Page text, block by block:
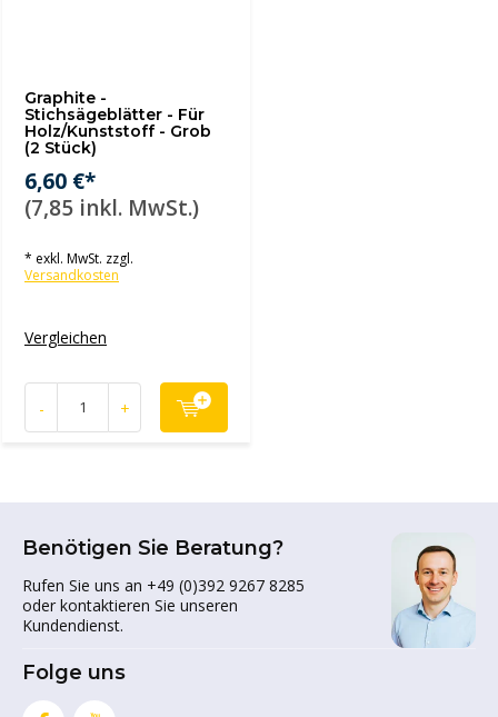
Graphite -
Stichsägeblätter - Für
Holz/Kunststoff - Grob
(2 Stück)
6,60 €*
(7,85 inkl. MwSt.)
* exkl. MwSt. zzgl.
Versandkosten
Vergleichen
- +
Benötigen Sie Beratung?
Rufen Sie uns an +49 (0)392 9267 8285
oder kontaktieren Sie unseren
Kundendienst.
Folge uns